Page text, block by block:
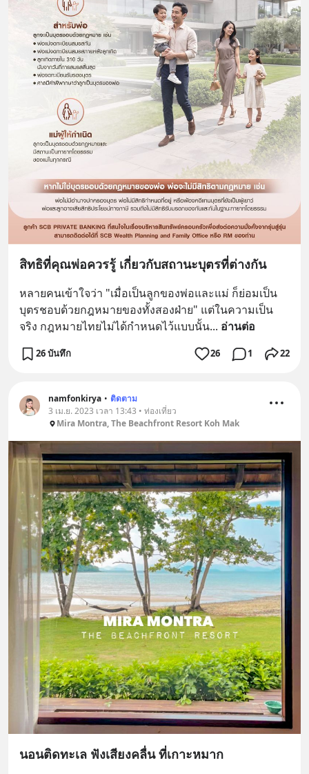
สิทธิที่คุณพ่อควรรู้ เกี่ยวกับสถานะบุตรที่ต่างกัน
หลายคนเข้าใจว่า "เมื่อเป็นลูกของพ่อและแม่ ก็ย่อมเป็น
บุตรชอบด้วยกฎหมายของทั้งสองฝ่าย" แต่ในความเป็น
จริง กฎหมายไทยไม่ได้กำหนดไว้แบบนั้น... อ่านต่อ
26 บันทึก 26 1 22
namfonkirya • ติดตาม
3 เม.ย. 2023 เวลา 13:43 • ท่องเที่ยว
Mira Montra, The Beachfront Resort Koh Mak
นอนติดทะเล ฟังเสียงคลื่น ที่เกาะหมาก